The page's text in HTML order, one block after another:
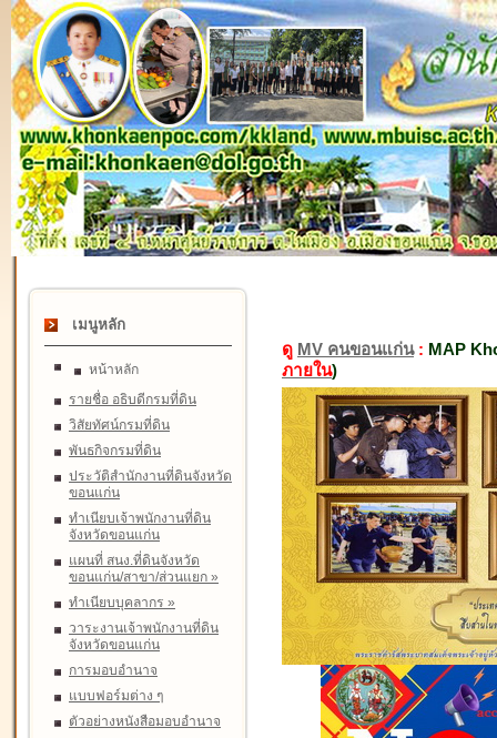
เมนูหลัก
หน้าหลัก
รายชื่อ อธิบดีกรมที่ดิน
วิสัยทัศน์กรมที่ดิน
พันธกิจกรมที่ดิน
ประวัติสำนักงานที่ดินจังหวัด
ขอนแก่น
ทำเนียบเจ้าพนักงานที่ดิน
จังหวัดขอนแก่น
แผนที่ สนง.ที่ดินจังหวัด
ขอนแก่น/สาขา/ส่วนแยก »
ทำเนียบบุคลากร »
วาระงานเจ้าพนักงานที่ดิน
จังหวัดขอนแก่น
การมอบอำนาจ
แบบฟอร์มต่าง ๆ
ตัวอย่างหนังสือมอบอำนาจ
ดู MV คนขอนแก่น: MAP
ภายใน)